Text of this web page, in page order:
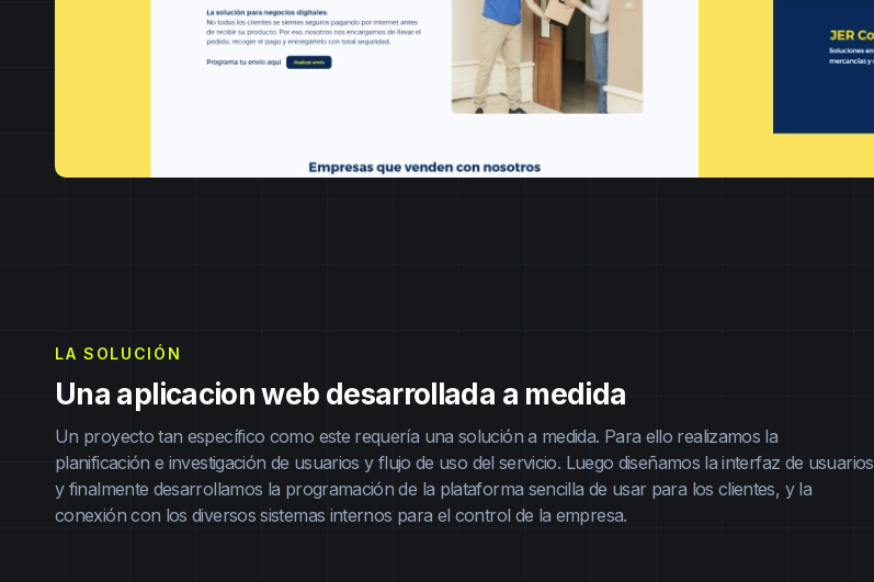
LA SOLUCIÓN
Una aplicacion web desarrollada a medida
Un proyecto tan específico como este requería una solución a medida. Para ello realizamos la
planificación e investigación de usuarios y flujo de uso del servicio. Luego diseñamos la interfaz de usuarios
y finalmente desarrollamos la programación de la plataforma sencilla de usar para los clientes, y la
conexión con los diversos sistemas internos para el control de la empresa.